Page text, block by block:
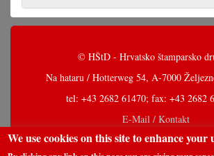
© HŠtD - Hrvatsko štamparsko
Na hataru / Hotterweg 54, A-7000
tel: +43 2682 61470; fax: +43 2682
E-Mail / Kontakt
We use cookies on this site to enhance your